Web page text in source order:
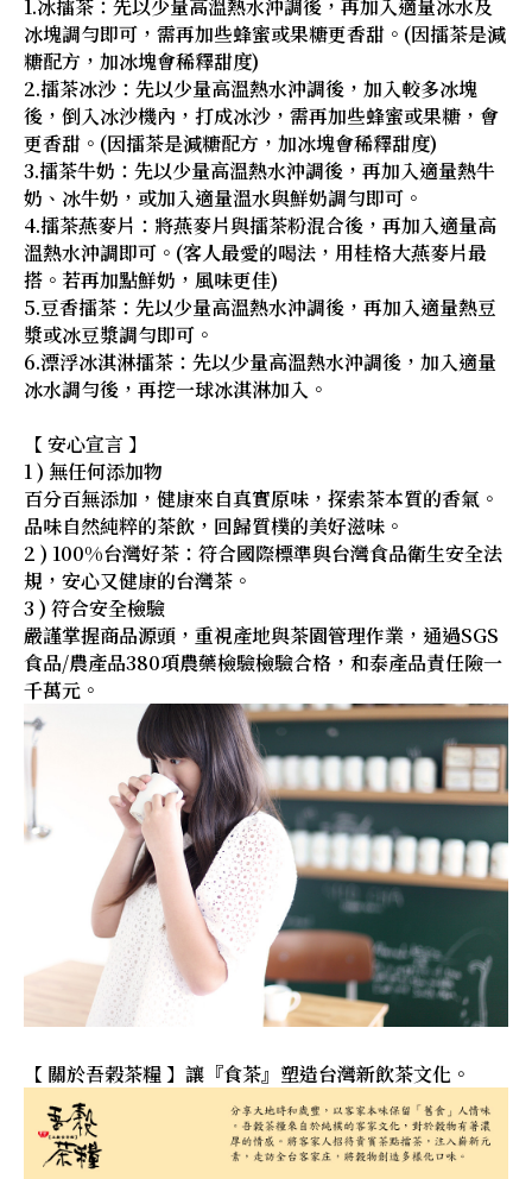
1.冰擂茶：先以少量高溫熱水沖調後，再加入適量冰水及
冰塊調勻即可，需再加些蜂蜜或果糖更香甜。(因擂茶是減
糖配方，加冰塊會稀釋甜度)
2.擂茶冰沙：先以少量高溫熱水沖調後，加入較多冰塊
後，倒入冰沙機內，打成冰沙，需再加些蜂蜜或果糖，會
更香甜。(因擂茶是減糖配方，加冰塊會稀釋甜度)
3.擂茶牛奶：先以少量高溫熱水沖調後，再加入適量熱牛
奶、冰牛奶，或加入適量溫水與鮮奶調勻即可。
4.擂茶燕麥片：將燕麥片與擂茶粉混合後，再加入適量高
溫熱水沖調即可。(客人最愛的喝法，用桂格大燕麥片最
搭。若再加點鮮奶，風味更佳)
5.豆香擂茶：先以少量高溫熱水沖調後，再加入適量熱豆
漿或冰豆漿調勻即可。
6.漂浮冰淇淋擂茶：先以少量高溫熱水沖調後，加入適量
冰水調勻後，再挖一球冰淇淋加入。
【 安心宣言 】
1 ) 無任何添加物
百分百無添加，健康來自真實原味，探索茶本質的香氣。
品味自然純粹的茶飲，回歸質樸的美好滋味。
2 ) 100%台灣好茶：符合國際標準與台灣食品衛生安全法
規，安心又健康的台灣茶。
3 ) 符合安全檢驗
嚴謹掌握商品源頭，重視產地與茶園管理作業，通過SGS
食品/農產品380項農藥檢驗檢驗合格，和泰產品責任險一
千萬元。
【 關於吾榖茶糧 】讓『食茶』塑造台灣新飲茶文化。